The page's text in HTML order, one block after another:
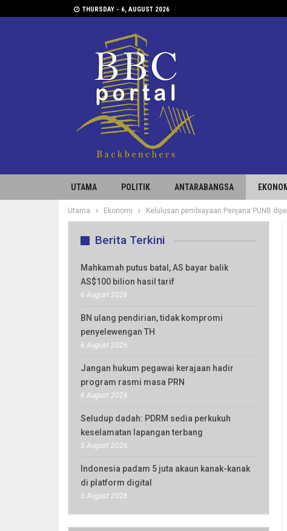
THURSDAY - 6, AUGUST 2026
UTAMA POLITIK ANTARABANGSA
Utama Ekonomi Kelulusan pembiayaan Penjana PUNB
Berita Terkini
Mahkamah putus batal, AS bayar balik
AS$100 bilion hasil tarif
6 August 2026
BN ulang pendirian, tidak kompromi
penyelewengan TH
6 August 2026
Jangan hukum pegawai kerajaan hadir
program rasmi masa PRN
6 August 2026
Seludup dadah: PDRM sedia perkukuh
keselamatan lapangan terbang
5 August 2026
Indonesia padam 5 juta akaun kanak-kanak
di platform digital
5 August 2026